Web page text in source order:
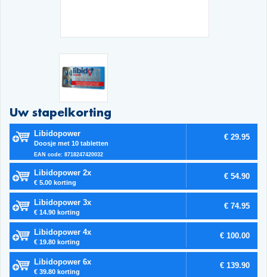
Uw stapelkorting
Libidopower
Doosje met 10 tabletten
EAN code: 8718247420032
€ 29.95
Libidopower 2x
€ 5.00 korting
€ 54.90
Libidopower 3x
€ 14.90 korting
€ 74.95
Libidopower 4x
€ 19.80 korting
€ 100.00
Libidopower 6x
€ 39.80 korting
€ 139.90